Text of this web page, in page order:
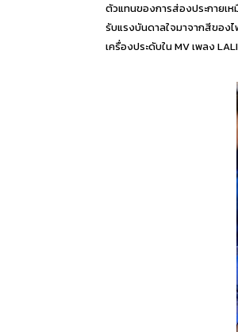
ตัวแทนของการส่องประกายเ
รับแรงบันดาลใจมาจากสีของไ
เครื่องประดับใน MV เพลง